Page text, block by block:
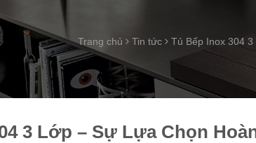
Trang chủ Tin tức Tủ Bếp Inox 304
3 Lớp – Sự Lựa Chọn